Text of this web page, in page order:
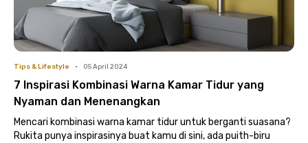
Tips & Lifestyle • 05 April 2024
7 Inspirasi Kombinasi Warna Kamar Tidur yang
Nyaman dan Menenangkan
Mencari kombinasi warna kamar tidur untuk berganti suasana?
Rukita punya inspirasinya buat kamu di sini, ada puith-biru